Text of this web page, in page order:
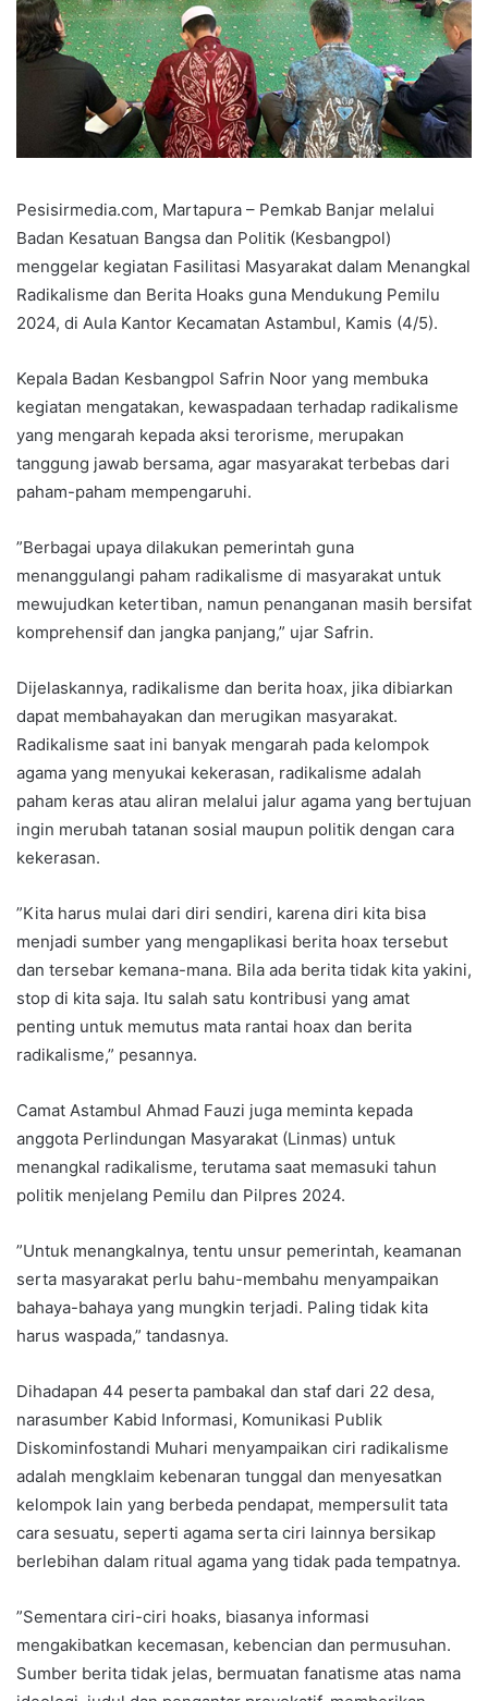
Pesisirmedia.com, Martapura – Pemkab Banjar melalui
Badan Kesatuan Bangsa dan Politik (Kesbangpol)
menggelar kegiatan Fasilitasi Masyarakat dalam Menangkal
Radikalisme dan Berita Hoaks guna Mendukung Pemilu
2024, di Aula Kantor Kecamatan Astambul, Kamis (4/5).
Kepala Badan Kesbangpol Safrin Noor yang membuka
kegiatan mengatakan, kewaspadaan terhadap radikalisme
yang mengarah kepada aksi terorisme, merupakan
tanggung jawab bersama, agar masyarakat terbebas dari
paham-paham mempengaruhi.
”Berbagai upaya dilakukan pemerintah guna
menanggulangi paham radikalisme di masyarakat untuk
mewujudkan ketertiban, namun penanganan masih bersifat
komprehensif dan jangka panjang,” ujar Safrin.
Dijelaskannya, radikalisme dan berita hoax, jika dibiarkan
dapat membahayakan dan merugikan masyarakat.
Radikalisme saat ini banyak mengarah pada kelompok
agama yang menyukai kekerasan, radikalisme adalah
paham keras atau aliran melalui jalur agama yang bertujuan
ingin merubah tatanan sosial maupun politik dengan cara
kekerasan.
”Kita harus mulai dari diri sendiri, karena diri kita bisa
menjadi sumber yang mengaplikasi berita hoax tersebut
dan tersebar kemana-mana. Bila ada berita tidak kita yakini,
stop di kita saja. Itu salah satu kontribusi yang amat
penting untuk memutus mata rantai hoax dan berita
radikalisme,” pesannya.
Camat Astambul Ahmad Fauzi juga meminta kepada
anggota Perlindungan Masyarakat (Linmas) untuk
menangkal radikalisme, terutama saat memasuki tahun
politik menjelang Pemilu dan Pilpres 2024.
”Untuk menangkalnya, tentu unsur pemerintah, keamanan
serta masyarakat perlu bahu-membahu menyampaikan
bahaya-bahaya yang mungkin terjadi. Paling tidak kita
harus waspada,” tandasnya.
Dihadapan 44 peserta pambakal dan staf dari 22 desa,
narasumber Kabid Informasi, Komunikasi Publik
Diskominfostandi Muhari menyampaikan ciri radikalisme
adalah mengklaim kebenaran tunggal dan menyesatkan
kelompok lain yang berbeda pendapat, mempersulit tata
cara sesuatu, seperti agama serta ciri lainnya bersikap
berlebihan dalam ritual agama yang tidak pada tempatnya.
”Sementara ciri-ciri hoaks, biasanya informasi
mengakibatkan kecemasan, kebencian dan permusuhan.
Sumber berita tidak jelas, bermuatan fanatisme atas nama